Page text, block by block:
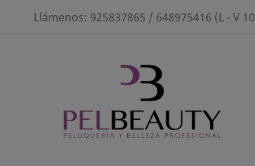
Llámenos: 925837865 / 648975416 (L - V